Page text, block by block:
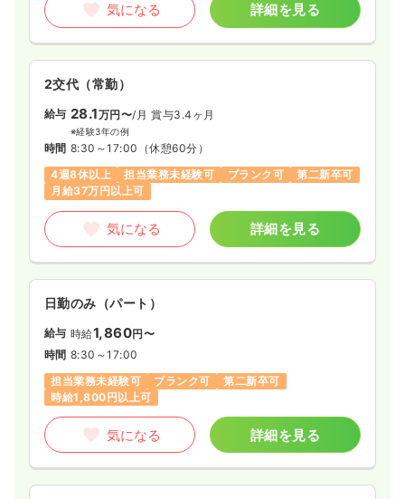
オペ室(手術室) 正看護師 一般病院
27.7
※経験4年の例
8:30～17:00
4週8休以上
オンコールあり
月給29万円以上可
気になる 詳細を見る
給与 29.7 万円/月
時間 8:30～17:00
月給31万円以上可
気になる 詳細を見る
気になる 詳細を見る
2交代（常勤）
給与 28.1万円〜/月 賞与3.4ヶ月
※経験3年の例
時間 8:30～17:00 （休憩60分）
4週8休以上
担当業務未経験可 ブランク可
第二新卒可
月給37万円以上可
気になる 詳細を見る
日勤のみ（パート）
給与 時給1,860円〜
時間 8:30～17:00
担当業務未経験可
ブランク可
第二新卒可
時給1,800円以上可
気になる 詳細を見る